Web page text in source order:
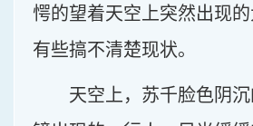
愕的望着天空上突然出现
有些搞不清楚现状。
天空上，苏千脸色阴